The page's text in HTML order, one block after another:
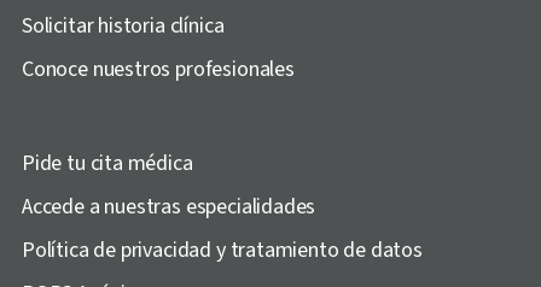
Solicitar historia clínica
Conoce nuestros profesionales
Pide tu cita médica
Accede a nuestras especialidades
Política de privacidad y tratamiento de datos